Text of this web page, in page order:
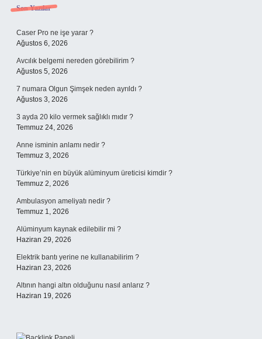
Sidebar
Son Yazılar
Caser Pro ne işe yarar ?
Ağustos 6, 2026
Avcılık belgemi nereden görebilirim ?
Ağustos 5, 2026
7 numara Olgun Şimşek neden ayrıldı ?
Ağustos 3, 2026
3 ayda 20 kilo vermek sağlıklı mıdır ?
Temmuz 24, 2026
Anne isminin anlamı nedir ?
Temmuz 3, 2026
Türkiye’nin en büyük alüminyum üreticisi kimdir ?
Temmuz 2, 2026
Ambulasyon ameliyatı nedir ?
Temmuz 1, 2026
Alüminyum kaynak edilebilir mi ?
Haziran 29, 2026
Elektrik bantı yerine ne kullanabilirim ?
Haziran 23, 2026
Altının hangi altın olduğunu nasıl anlarız ?
Haziran 19, 2026